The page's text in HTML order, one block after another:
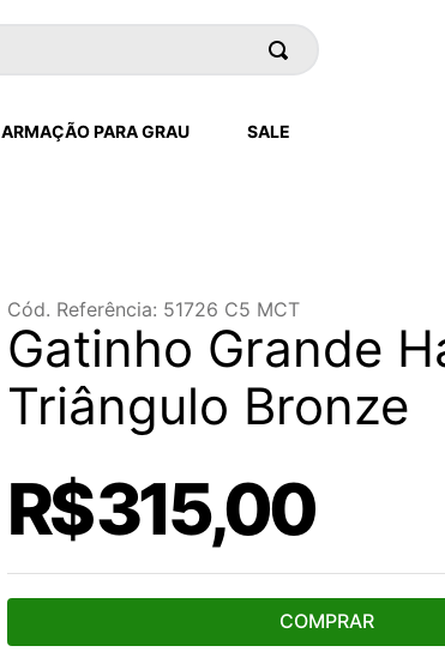
ARMAÇÃO PARA GRAU SALE
Cód. Referência: 51726 C5 MCT
Gatinho Grande
Triângulo Bronze
R$315,00
COMPRAR